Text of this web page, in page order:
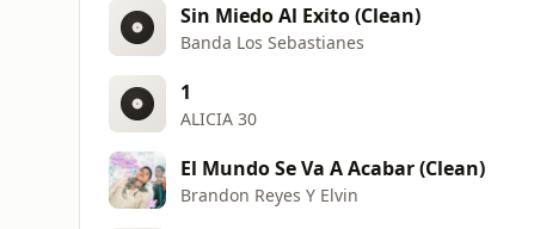
Sin Miedo Al Exito (Clean)
Banda Los Sebastianes
1
ALICIA 30
El Mundo Se Va A Acabar (Clean)
Brandon Reyes Y Elvin